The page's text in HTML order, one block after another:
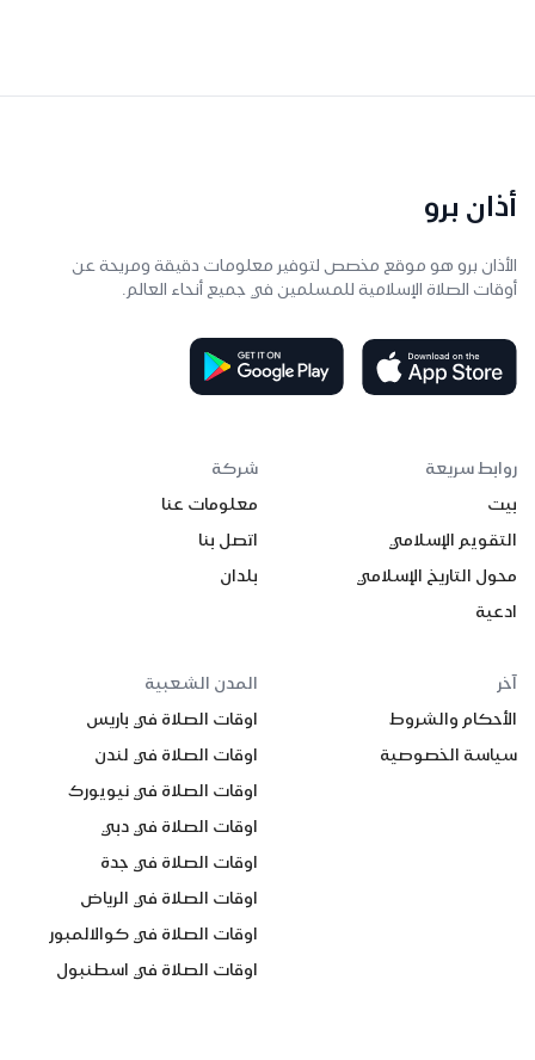
أذان برو
الأذان برو هو موقع مخصص لتوفير معلومات دقيقة ومريحة عن
أوقات الصلاة الإسلامية للمسلمين في جميع أنحاء العالم.
روابط سريعة
بيت
التقويم الإسلامي
محول التاريخ الإسلامي
ادعية
شركة
معلومات عنا
اتصل بنا
بلدان
آخر
الأحكام والشروط
سياسة الخصوصية
المدن الشعبية
اوقات الصلاة في باريس
اوقات الصلاة في لندن
اوقات الصلاة في نيويورك
اوقات الصلاة في دبي
اوقات الصلاة في جدة
اوقات الصلاة في الرياض
اوقات الصلاة في كوالالمبور
اوقات الصلاة في اسطنبول